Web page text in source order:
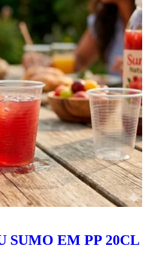
SUMO EM PP 20CL